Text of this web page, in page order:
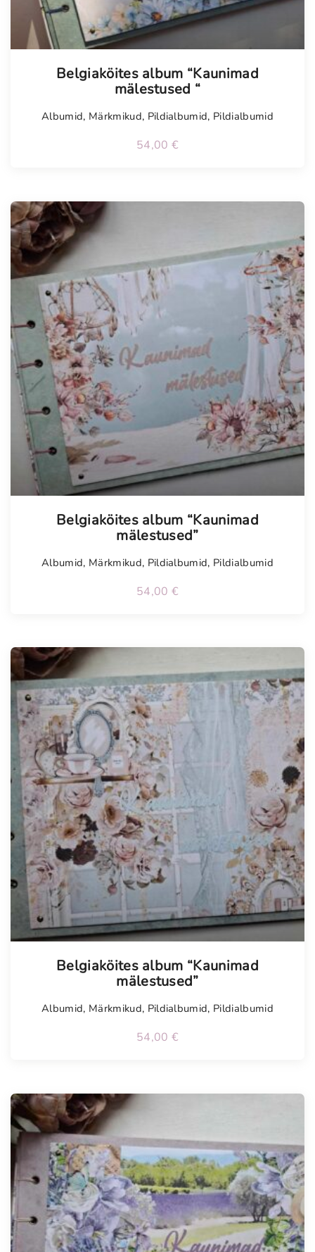
Belgiaköites album “Kaunimad
mälestused “
Albumid, Märkmikud, Pildialbumid, Pildialbumid
54,00 €
Belgiaköites album “Kaunimad
mälestused”
Albumid, Märkmikud, Pildialbumid, Pildialbumid
54,00 €
Belgiaköites album “Kaunimad
mälestused”
Albumid, Märkmikud, Pildialbumid, Pildialbumid
54,00 €